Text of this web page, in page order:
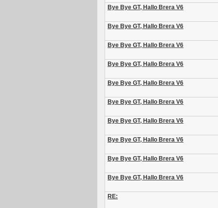
Bye Bye GT, Hallo Brera V6
Bye Bye GT, Hallo Brera V6
Bye Bye GT, Hallo Brera V6
Bye Bye GT, Hallo Brera V6
Bye Bye GT, Hallo Brera V6
Bye Bye GT, Hallo Brera V6
Bye Bye GT, Hallo Brera V6
Bye Bye GT, Hallo Brera V6
Bye Bye GT, Hallo Brera V6
Bye Bye GT, Hallo Brera V6
RE: